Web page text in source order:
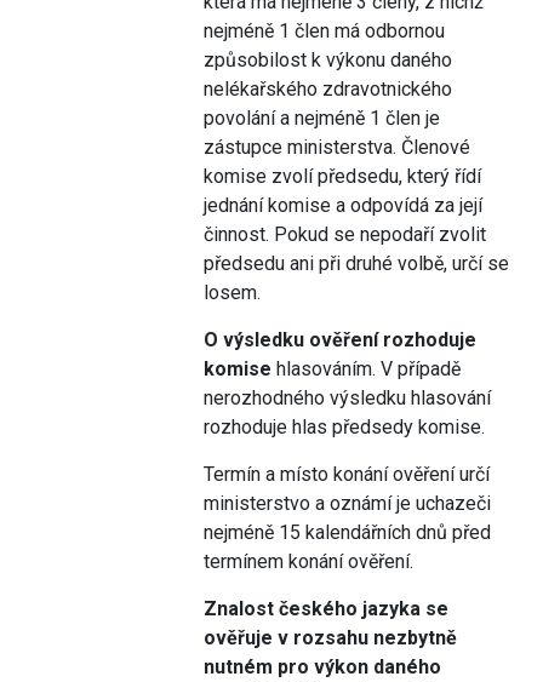
nejméně 1 člen má odbornou
způsobilost k výkonu daného
nelékařského zdravotnického
povolání a nejméně 1 člen je
zástupce ministerstva. Členové
komise zvolí předsedu, který řídí
jednání komise a odpovídá za její
činnost. Pokud se nepodaří zvolit
předsedu ani při druhé volbě, určí se
losem.
O výsledku ověření rozhoduje
komise hlasováním. V případě
nerozhodného výsledku hlasování
rozhoduje hlas předsedy komise.
Termín a místo konání ověření určí
ministerstvo a oznámí je uchazeči
nejméně 15 kalendářních dnů před
termínem konání ověření.
Znalost českého jazyka se
ověřuje v rozsahu nezbytně
nutném pro výkon daného